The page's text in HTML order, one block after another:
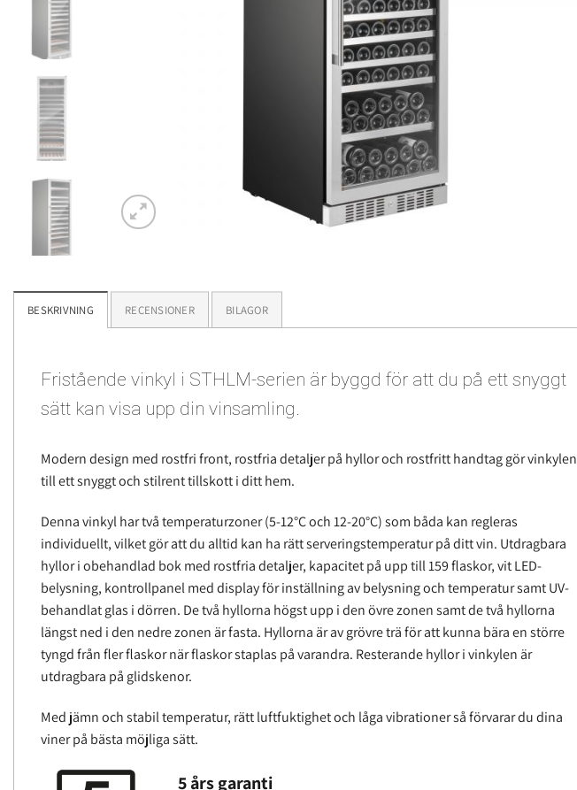
BESKRIVNING RECENSIONER BILAGOR
Fristående vinkyl i STHLM-serien är byggd för att du på ett snyggt
sätt kan visa upp din vinsamling.
Modern design med rostfri front, rostfria detaljer på hyllor och rostfritt handtag gör vinkylen
till ett snyggt och stilrent tillskott i ditt hem.
Denna vinkyl har två temperaturzoner (5-12°C och 12-20°C) som båda kan regleras
individuellt, vilket gör att du alltid kan ha rätt serveringstemperatur på ditt vin. Utdragbara
hyllor i obehandlad bok med rostfria detaljer, kapacitet på upp till 159 flaskor, vit LED-
belysning, kontrollpanel med display för inställning av belysning och temperatur samt UV-
behandlat glas i dörren. De två hyllorna högst upp i den övre zonen samt de två hyllorna
längst ned i den nedre zonen är fasta. Hyllorna är av grövre trä för att kunna bära en större
tyngd från fler flaskor när flaskor staplas på varandra. Resterande hyllor i vinkylen är
utdragbara på glidskenor.
Med jämn och stabil temperatur, rätt luftfuktighet och låga vibrationer så förvarar du dina
viner på bästa möjliga sätt.
5 års garanti